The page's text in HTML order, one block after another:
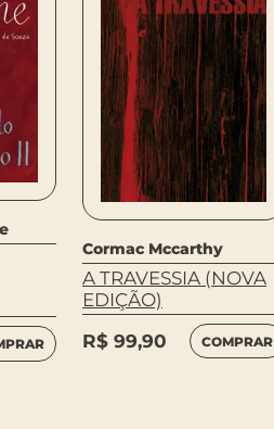
Cormac Mccarthy
A TRAVESSIA (NOVA
EDIÇÃO)
R$ 99,90 COMPRAR